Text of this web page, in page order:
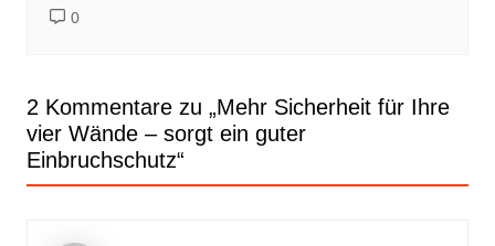
0
2 Kommentare zu „Mehr Sicherheit für Ihre
vier Wände – sorgt ein guter
Einbruchschutz“